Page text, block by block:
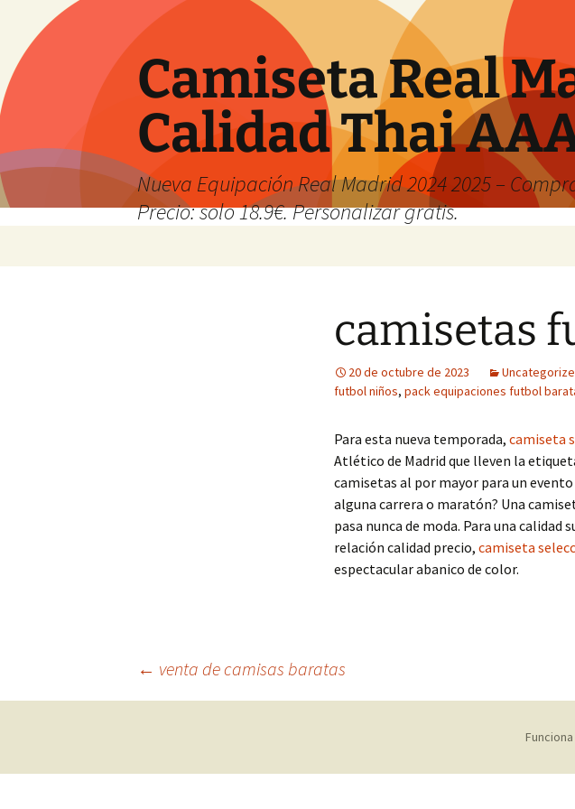
Camiseta Real
Calidad Thai
Nueva Equipación Real Madrid 2024 2025 –
Precio: solo 18.9€. Personalizar gratis.
camisetas
20 de octubre de 2023
futbol niños, pack equipaciones futbol
Para esta nueva temporada, camiseta
Atlético de Madrid que lleven la
camisetas al por mayor para un
alguna carrera o maratón? Una
pasa nunca de moda. Para una
relación calidad precio, camiseta
espectacular abanico de color.
Navegación
← venta de camisas baratas